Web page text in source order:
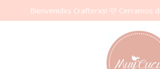
Bienvenidxs Crafterxs! 🩷 Cerramos